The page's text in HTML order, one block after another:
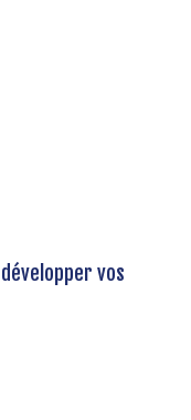
développer vos